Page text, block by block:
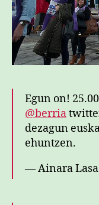
Egun on!
@berria
dezagun
ehuntzen.
— Ainara